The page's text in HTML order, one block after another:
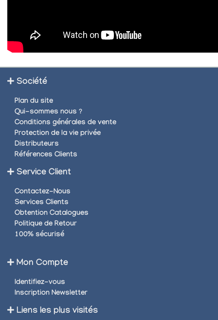
Société
Plan du site
Qui-sommes nous ?
Conditions générales de vente
Protection de la vie privée
Distributeurs
Références Clients
Service Client
Contactez-Nous
Services Clients
Obtention Catalogues
Politique de Retour
100% sécurisé
Mon Compte
Identifiez-vous
Inscription Newsletter
Liens les plus visités